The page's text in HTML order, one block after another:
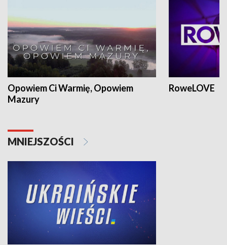
Opowiem Ci Warmię, Opowiem
Mazury
RoweLOVE
MNIEJSZOŚCI